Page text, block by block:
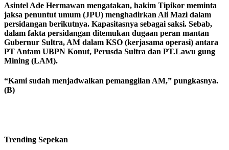
Asintel Ade Hermawan mengatakan, hakim Tipikor meminta
jaksa penuntut umum (JPU) menghadirkan Ali Mazi dalam
persidangan berikutnya. Kapasitasnya sebagai saksi. Sebab,
dalam fakta persidangan ditemukan dugaan peran mantan
Gubernur Sultra, AM dalam KSO (kerjasama operasi) antara
PT Antam UBPN Konut, Perusda Sultra dan PT.Lawu gung
Mining (LAM).
“Kami sudah menjadwalkan pemanggilan AM,” pungkasnya.
(B)
Trending Sepekan